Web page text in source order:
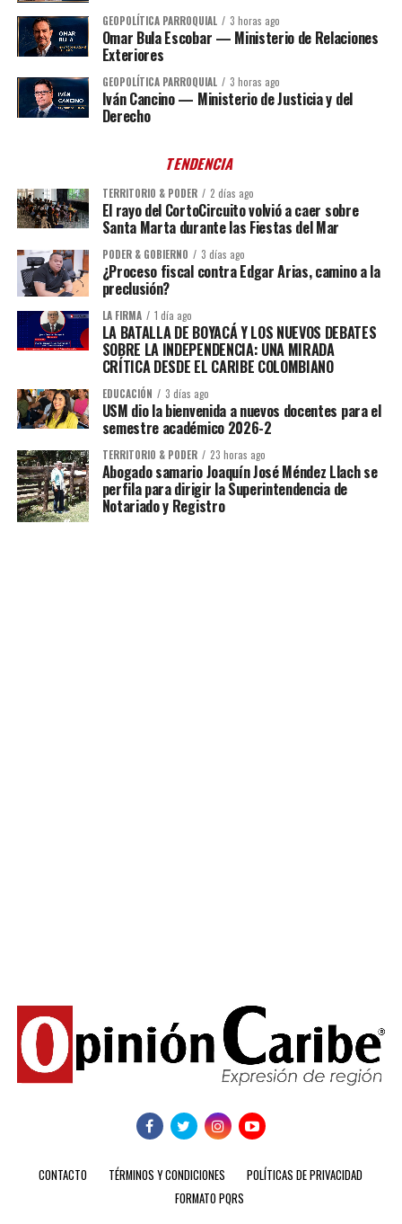
GEOPOLÍTICA PARROQUIAL 3 horas ago
Omar Bula Escobar — Ministerio de Relaciones
Exteriores
GEOPOLÍTICA PARROQUIAL 3 horas ago
Iván Cancino — Ministerio de Justicia y del
Derecho
TENDENCIA
TERRITORIO & PODER 2 días ago
El rayo del CortoCircuito volvió a caer sobre
Santa Marta durante las Fiestas del Mar
PODER & GOBIERNO 3 días ago
¿Proceso fiscal contra Edgar Arias, camino a la
preclusión?
LA FIRMA 1 día ago
LA BATALLA DE BOYACÁ Y LOS NUEVOS DEBATES
SOBRE LA INDEPENDENCIA: UNA MIRADA
CRÍTICA DESDE EL CARIBE COLOMBIANO
EDUCACIÓN 3 días ago
USM dio la bienvenida a nuevos docentes para el
semestre académico 2026-2
TERRITORIO & PODER 23 horas ago
Abogado samario Joaquín José Méndez Llach se
perfila para dirigir la Superintendencia de
Notariado y Registro
CONTACTO TÉRMINOS Y CONDICIONES
POLÍTICAS DE PRIVACIDAD
FORMATO PQRS